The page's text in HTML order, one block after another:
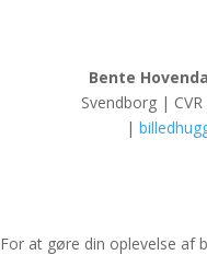
Bente
Svendborg |
|
For at gøre din oplevelse af